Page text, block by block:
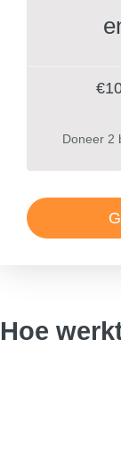
Doneer 2
Hoe